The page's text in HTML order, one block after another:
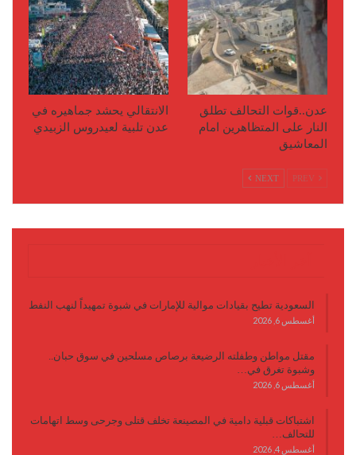
عدن..قوات التحالف تطلق
النار على المتظاهرين امام
المعاشيق
الانتقالي يحشد جماهيره في
عدن تلبية لعيدروس الزبيدي
NEXT
السعودية تطيح بقيادات موالية للإمارات في شبوة تمهيداً لنهب النفط
أغسطس 6, 2026
مقتل مواطن وطفلته الرضيعة برصاص مسلحين في سوق حبان..
وشبوة تغرق في…
أغسطس 6, 2026
اشتباكات قبلية دامية في المصينعة تخلف قتلى وجرحى وسط اتهامات
للتحالف…
أغسطس 4, 2026